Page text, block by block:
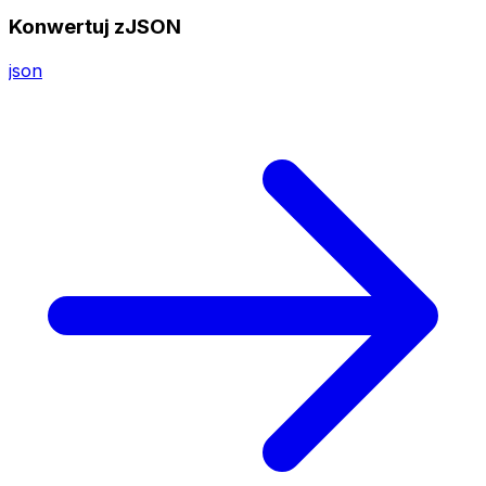
Konwertuj zJSON
json